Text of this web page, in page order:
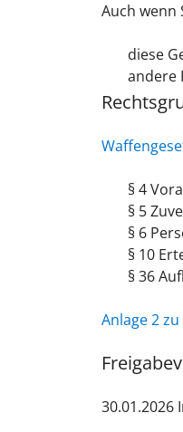
Auch wenn
diese
andere
§ 4
§ 5
§ 6
§ 10
§ 36
Anlage 2
30.01.2026